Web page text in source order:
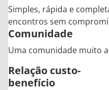
Simples, rápida e
encontros sem
Comunidade
Uma comunidade muito
Relação custo-
benefício